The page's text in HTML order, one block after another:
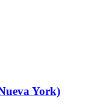
York)